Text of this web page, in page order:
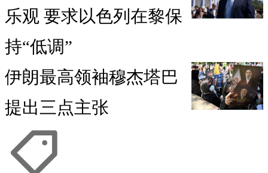
乐观 要求以色列在黎保
持“低调”
伊朗最高领袖穆杰塔巴
提出三点主张